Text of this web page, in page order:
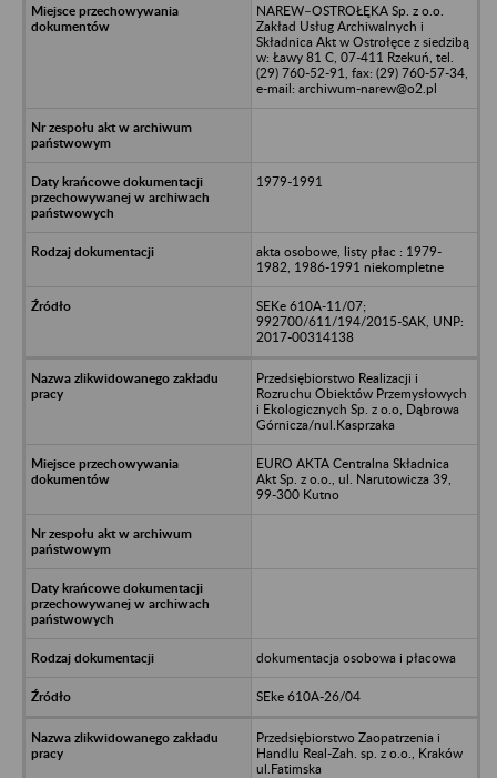
NAREW–OSTROŁĘKA Sp. z o.o.
Zakład Usług Archiwalnych i
Składnica Akt w Ostrołęce z siedzibą
w: Ławy 81 C, 07-411 Rzekuń, tel.
(29) 760-52-91, fax: (29) 760-57-34,
e-mail: archiwum-narew@o2.pl
1979-1991
akta osobowe, listy płac : 1979-
1982, 1986-1991 niekompletne
SEKe 610A-11/07;
992700/611/194/2015-SAK, UNP:
2017-00314138
Przedsiębiorstwo Realizacji i
Rozruchu Obiektów Przemysłowych
i Ekologicznych Sp. z o.o, Dąbrowa
Górnicza/nul.Kasprzaka
EURO AKTA Centralna Składnica
Akt Sp. z o.o., ul. Narutowicza 39,
99-300 Kutno
dokumentacja osobowa i płacowa
SEke 610A-26/04
Przedsiębiorstwo Zaopatrzenia i
Handlu Real-Zah. sp. z o.o., Kraków
ul.Fatimska